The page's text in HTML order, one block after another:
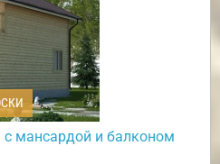
мансардой и балконом